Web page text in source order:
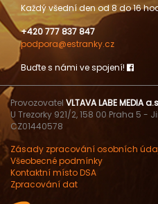
Každý všední den od 8 do 16
+420 777 837 847
podpora@estranky.cz
Buďte s námi ve spojení!
Provozovatel VLTAVA LABE MEDIA
U Trezorky 921/2, 158 00 Praha 5 -
CZ01440578
Zásady zpracování osobních
Všeobecné podmínky
Kontaktní místo DSA
Zpracování dat